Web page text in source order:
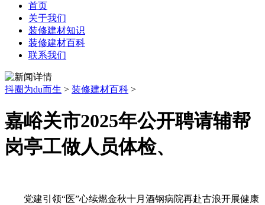
首页
关于我们
装修建材知识
装修建材百科
联系我们
抖圈为du而生 > 装修建材百科 >
嘉峪关市2025年公开聘请辅帮
岗亭工做人员体检、
党建引领“医”心续燃金秋十月酒钢病院再赴古浪开展健康